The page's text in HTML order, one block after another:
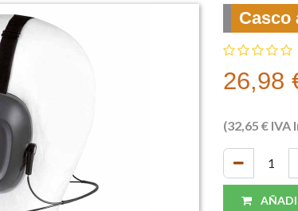
Casco
26,98
(32,65 € IVA